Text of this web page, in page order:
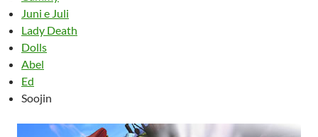
Juni e Juli
Lady Death
Dolls
Abel
Ed
Soojin